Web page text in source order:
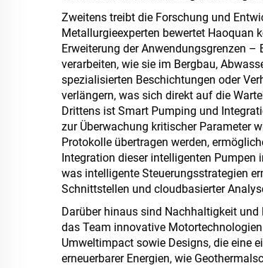
Zweitens treibt die Forschung und
Metallurgieexperten bewertet Haoquan
Erweiterung der Anwendungsgrenzen –
verarbeiten, wie sie im Bergbau,
spezialisierten Beschichtungen oder
verlängern, was sich direkt auf die
Drittens ist Smart Pumping und
zur Überwachung kritischer Parameter
Protokolle übertragen werden,
Integration dieser intelligenten Pumpen
was intelligente Steuerungsstrategien
Schnittstellen und cloudbasierter
Darüber hinaus sind Nachhaltigkeit
das Team innovative
Umweltimpact sowie Designs, die eine
erneuerbarer Energien, wie